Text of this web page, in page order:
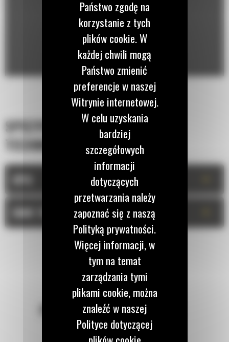
SPECYFIKACJA
TECHNICZNA
DANE TECHNICZNE
POZOSTAŃMY W KONTAKCIE
Państwo zgodę na
korzystanie z tych
plików cookie. W
każdej chwili mogą
Państwo zmienić
preferencje w naszej
Witrynie internetowej.
W celu uzyskania
bardziej
szczegółowych
informacji
dotyczących
przetwarzania należy
zapoznać się z naszą
Polityką prywatności.
Więcej informacji, w
tym na temat
zarządzania tymi
plikami cookie, można
znaleźć w naszej
Polityce dotyczącej